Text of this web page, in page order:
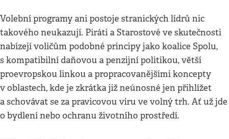
Volební programy ani postoje stranických lídrů nic
takového neukazují. Piráti a Starostové ve skutečnosti
nabízejí voličům podobné principy jako koalice Spolu,
s kompatibilní daňovou a penzijní politikou, větší
proevropskou linkou a propracovanějšími koncepty
v oblastech, kde je zkrátka již neúnosné jen přihlížet
a schovávat se za pravicovou víru ve volný trh. Ať už jde
o bydlení nebo ochranu životního prostředí.